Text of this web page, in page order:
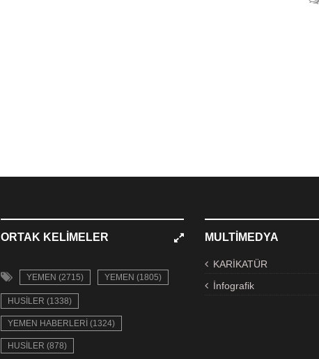
ORTAK KELIMELER
YEMEN (2715) YEMEN (1805)
HUSILER (1338)
YEMEN HABERLERI (1324)
HUSILER (878)
MULTIMEDYA
KARİKATÜR
İnfografik